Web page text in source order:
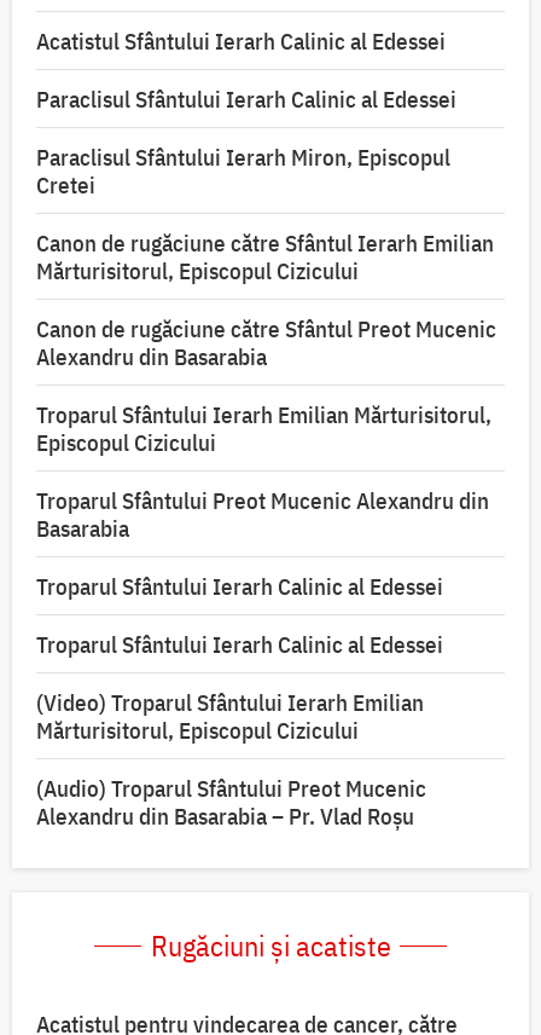
Acatistul Sfântului Ierarh Calinic al Edessei
Paraclisul Sfântului Ierarh Calinic al Edessei
Paraclisul Sfântului Ierarh Miron, Episcopul
Cretei
Canon de rugăciune către Sfântul Ierarh Emilian
Mărturisitorul, Episcopul Cizicului
Canon de rugăciune către Sfântul Preot Mucenic
Alexandru din Basarabia
Troparul Sfântului Ierarh Emilian Mărturisitorul,
Episcopul Cizicului
Troparul Sfântului Preot Mucenic Alexandru din
Basarabia
Troparul Sfântului Ierarh Calinic al Edessei
Troparul Sfântului Ierarh Calinic al Edessei
(Video) Troparul Sfântului Ierarh Emilian
Mărturisitorul, Episcopul Cizicului
(Audio) Troparul Sfântului Preot Mucenic
Alexandru din Basarabia – Pr. Vlad Roșu
Rugăciuni și acatiste
Acatistul pentru vindecarea de cancer, către